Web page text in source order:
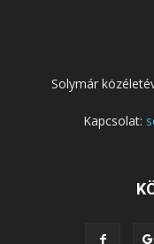
Solymár
Kapcsolat: